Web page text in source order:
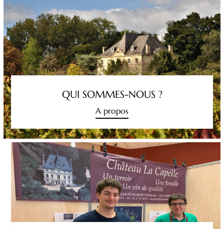
QUI SOMMES-NOUS ?
A propos